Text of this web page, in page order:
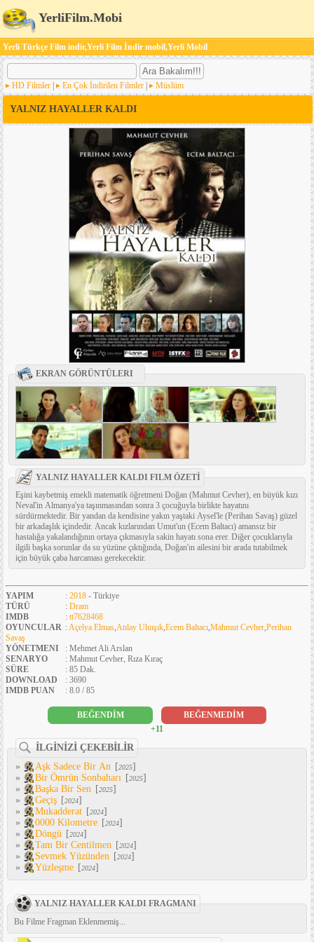
YerliFilm.Mobi
Yerli Türkçe Film indir,Yerli Film İndir mobil,Yerli Mobil
HD Filmler En Çok İndirilen Filmler Müslüm
YALNIZ HAYALLER KALDI
EKRAN GÖRÜNTÜLERI
YALNIZ HAYALLER KALDI FILM ÖZETİ
Eşini kaybetmiş emekli matematik öğretmeni Doğan (Mahmut Cevher), en büyük kızı
Neval'in Almanya'ya taşınmasından sonra 3 çocuğuyla birlikte hayatını
sürdürmektedir. Bir yandan da kendisine yakın yaştaki Aysel'le (Perihan Savaş) güzel
bir arkadaşlık içindedir. Ancak kızlarından Umut'un (Ecem Baltacı) amansız bir
hastalığa yakalandığının ortaya çıkmasıyla sakin hayatı sona erer. Diğer çocuklarıyla
ilgili başka sorunlar da su yüzüne çıktığında, Doğan'ın ailesini bir arada tutabilmek
için büyük çaba harcaması gerekecektir.
YAPIM : 2018 - Türkiye
TÜRÜ
: Dram
IMDB
: tt7628468
OYUNCULAR :Açelya Elmas,Atılay Uluışık,Ecem Baltacı,Mahmut Cevher,Perihan
Savaş
YÖNETMENI
: Mehmet Ali Arslan
SENARYO
: Mahmut Cevher, Rıza Kıraç
SÜRE
: 85 Dak.
DOWNLOAD
: 3690
IMDB PUAN
: 8.0 / 85
BEĞENDİM
BEĞENMEDİM
+11
İLGİNİZİ ÇEKEBİLİR
»
Aşk Sadece Bir An [2025]
»
Bir Ömrün Sonbaharı [2025]
»
Başka Bir Sen [2025]
»
Geçiş [2024]
»
Mukadderat [2024]
»
0000 Kilometre [2024]
»
Döngü [2024]
»
Tam Bir Centilmen [2024]
»
Sevmek Yüzünden [2024]
»
Yüzleşme [2024]
YALNIZ HAYALLER KALDI FRAGMANI
Bu Filme Fragman Eklenmemiş...